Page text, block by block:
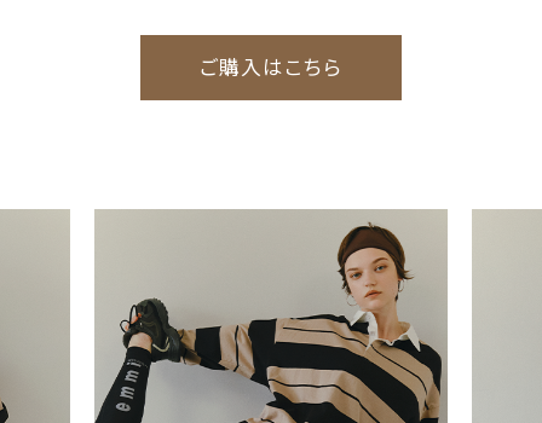
ご購入はこちら